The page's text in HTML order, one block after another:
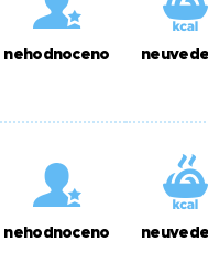
nehodnoceno
nehodnoceno